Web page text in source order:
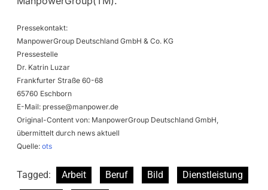
Pressekontakt:
ManpowerGroup Deutschland GmbH & Co. KG
Pressestelle
Dr. Katrin Luzar
Frankfurter Straße 60-68
65760 Eschborn
E-Mail: presse@manpower.de
Original-Content von: ManpowerGroup Deutschland GmbH,
übermittelt durch news aktuell
Quelle: ots
Tagged: Arbeit Beruf Bild
Dienstleistung